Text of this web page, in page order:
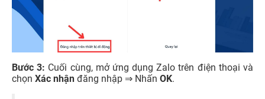
Bước 3: Cuối cùng, mở ứng dụng Zalo trên điện thoại và
chọn Xác nhận đăng nhập ⇒ Nhấn OK.